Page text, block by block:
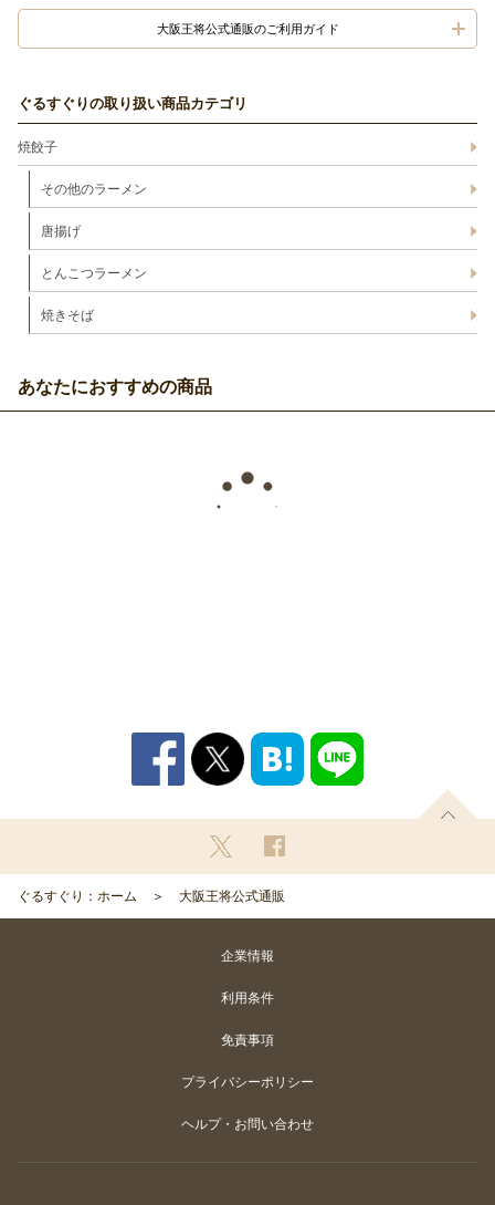
大阪王将公式通販のご利用ガイド
ぐるすぐりの取り扱い商品カテゴリ
焼餃子
その他のラーメン
唐揚げ
とんこつラーメン
焼きそば
あなたにおすすめの商品
ぐるすぐり：ホーム 大阪王将公式通販
企業情報
利用条件
免責事項
プライバシーポリシー
ヘルプ・お問い合わせ